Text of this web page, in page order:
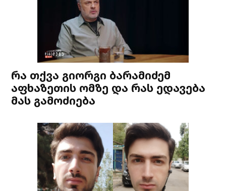
რა თქვა გიორგი ბარამიძემ
აფხაზეთის ომზე და რას ედავება
მას გამოძიება